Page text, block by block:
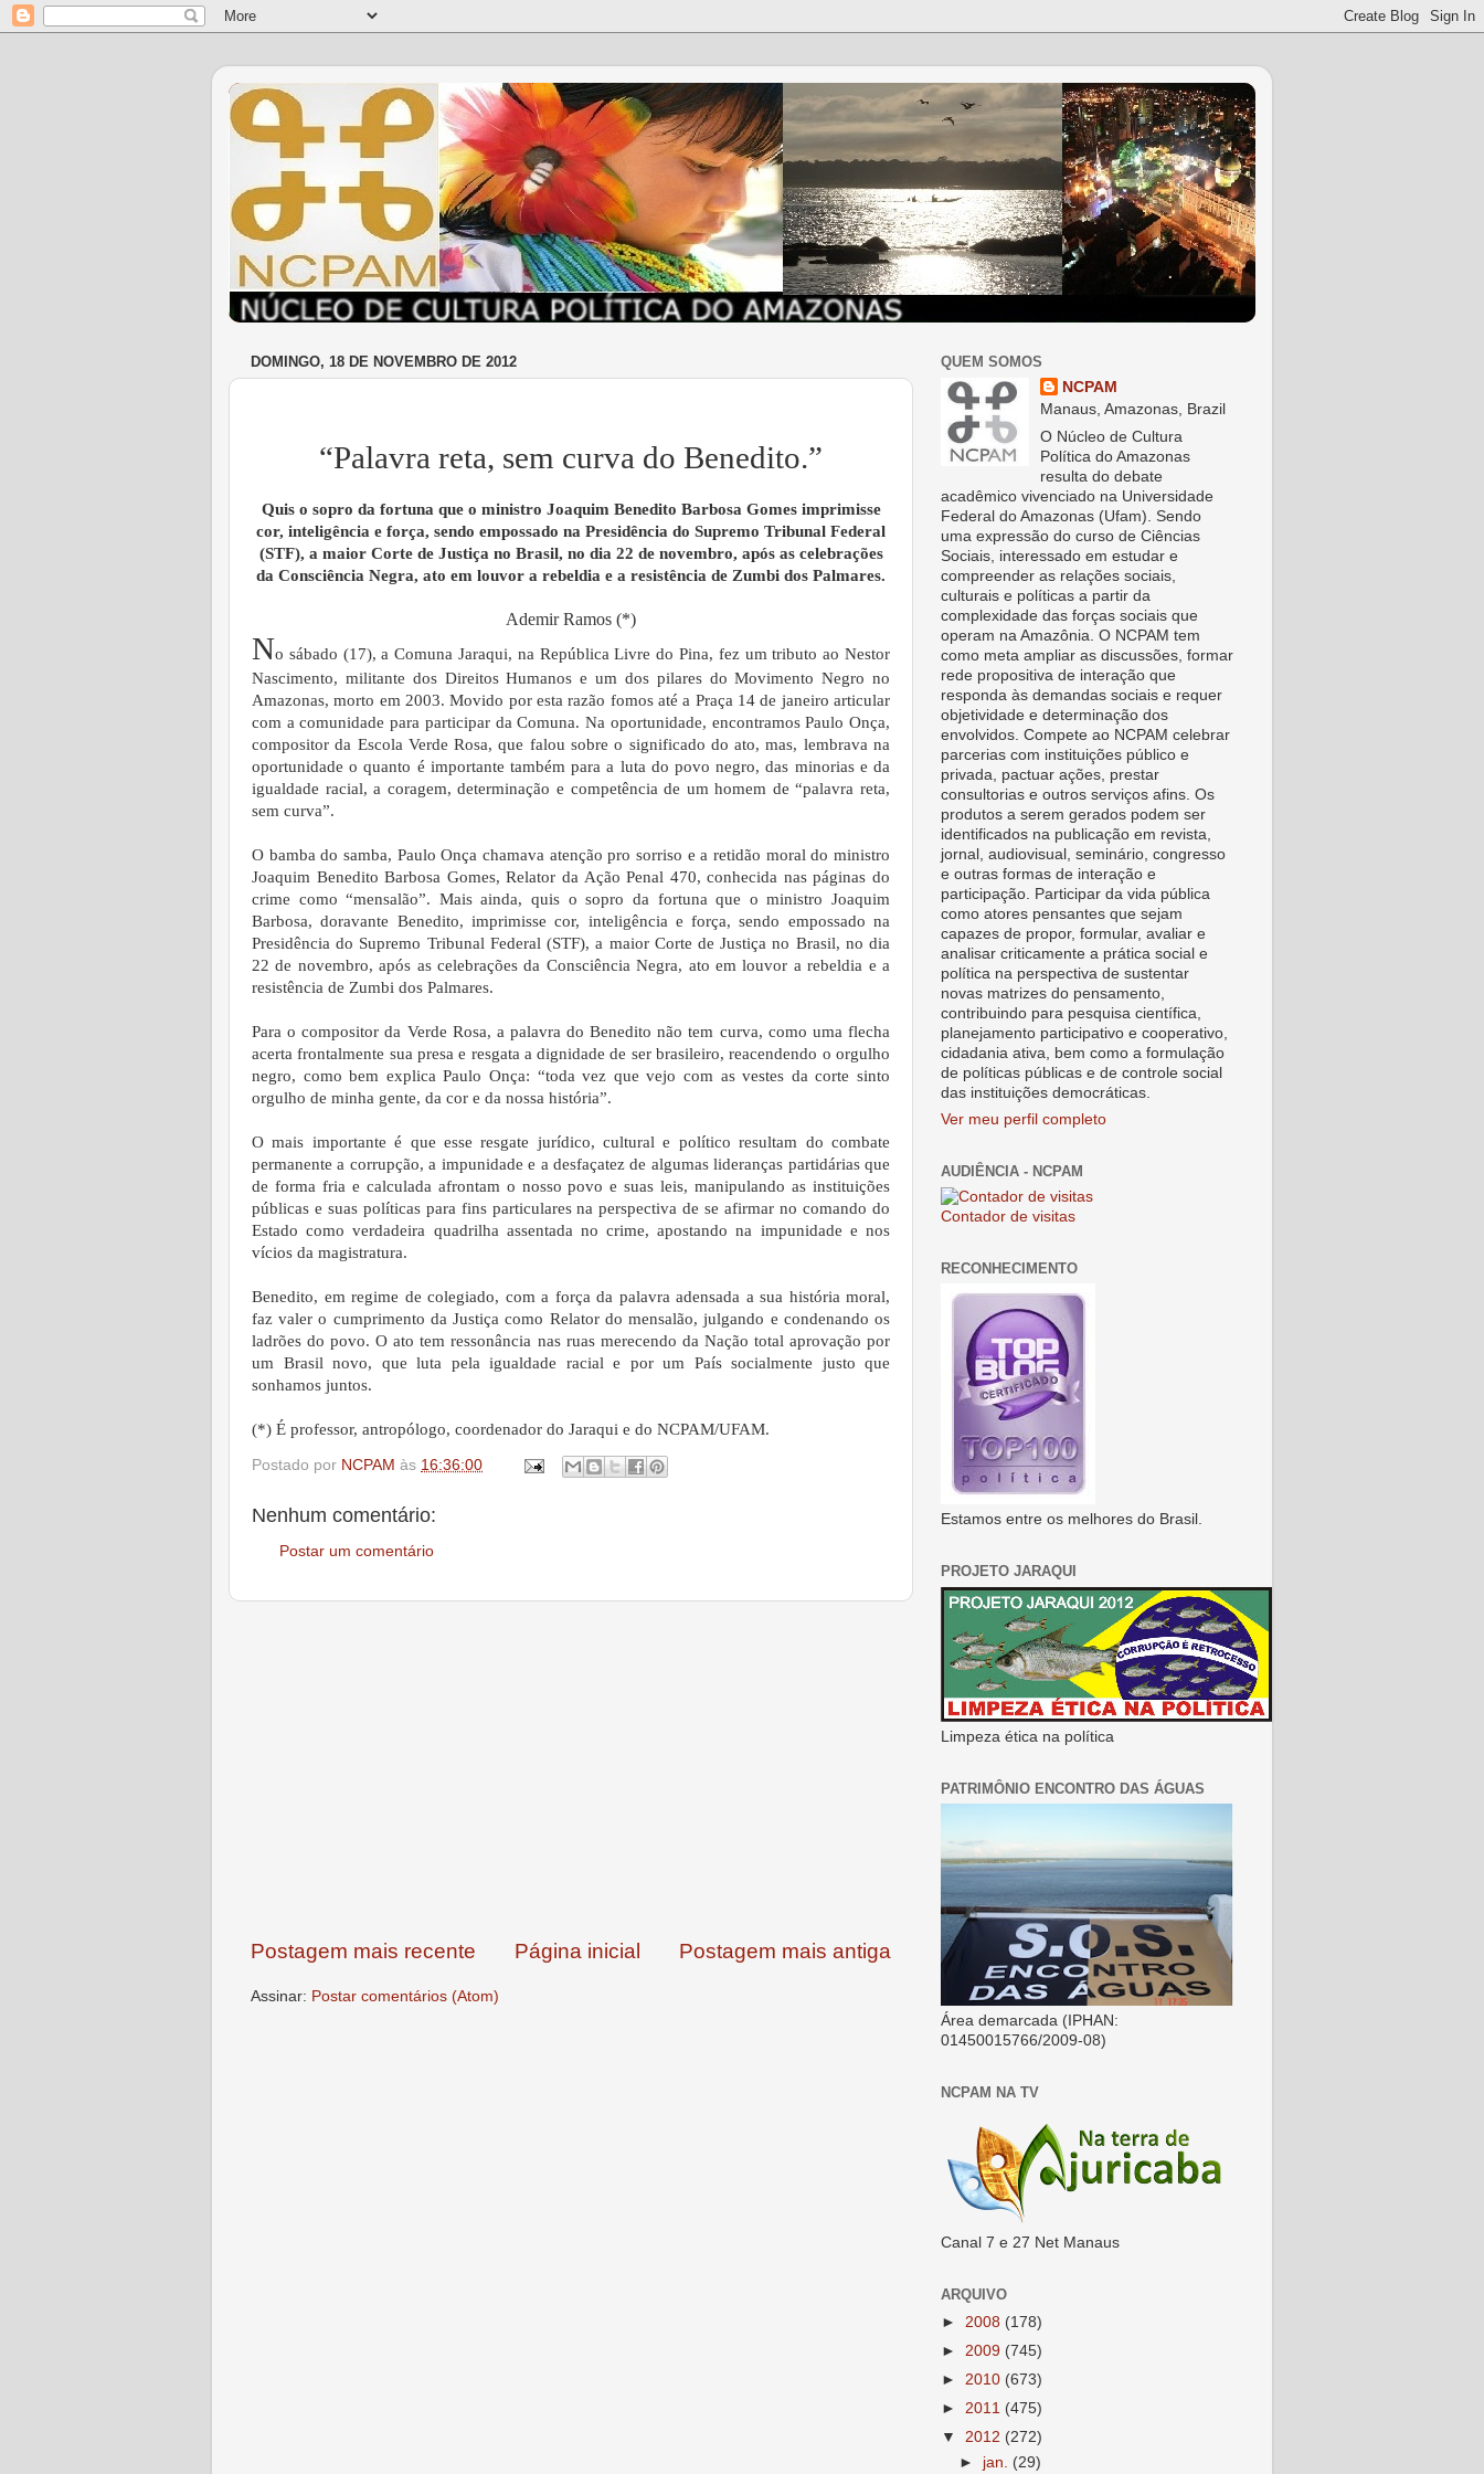
DOMINGO, 18 DE NOVEMBRO DE 2012
“Palavra reta, sem curva do Benedito.”
Quis o sopro da fortuna que o ministro Joaquim Benedito Barbosa Gomes imprimisse
cor, inteligência e força, sendo empossado na Presidência do Supremo Tribunal Federal
(STF), a maior Corte de Justiça no Brasil, no dia 22 de novembro, após as celebrações
da Consciência Negra, ato em louvor a rebeldia e a resistência de Zumbi dos Palmares.
Ademir Ramos (*)
No sábado (17), a Comuna Jaraqui, na República Livre do Pina, fez um tributo ao Nestor
Nascimento, militante dos Direitos Humanos e um dos pilares do Movimento Negro no
Amazonas, morto em 2003. Movido por esta razão fomos até a Praça 14 de janeiro articular
com a comunidade para participar da Comuna. Na oportunidade, encontramos Paulo Onça,
compositor da Escola Verde Rosa, que falou sobre o significado do ato, mas, lembrava na
oportunidade o quanto é importante também para a luta do povo negro, das minorias e da
igualdade racial, a coragem, determinação e competência de um homem de “palavra reta,
sem curva”.
O bamba do samba, Paulo Onça chamava atenção pro sorriso e a retidão moral do ministro
Joaquim Benedito Barbosa Gomes, Relator da Ação Penal 470, conhecida nas páginas do
crime como “mensalão”. Mais ainda, quis o sopro da fortuna que o ministro Joaquim
Barbosa, doravante Benedito, imprimisse cor, inteligência e força, sendo empossado na
Presidência do Supremo Tribunal Federal (STF), a maior Corte de Justiça no Brasil, no dia
22 de novembro, após as celebrações da Consciência Negra, ato em louvor a rebeldia e a
resistência de Zumbi dos Palmares.
Para o compositor da Verde Rosa, a palavra do Benedito não tem curva, como uma flecha
acerta frontalmente sua presa e resgata a dignidade de ser brasileiro, reacendendo o orgulho
negro, como bem explica Paulo Onça: “toda vez que vejo com as vestes da corte sinto
orgulho de minha gente, da cor e da nossa história”.
O mais importante é que esse resgate jurídico, cultural e político resultam do combate
permanente a corrupção, a impunidade e a desfaçatez de algumas lideranças partidárias que
de forma fria e calculada afrontam o nosso povo e suas leis, manipulando as instituições
públicas e suas políticas para fins particulares na perspectiva de se afirmar no comando do
Estado como verdadeira quadrilha assentada no crime, apostando na impunidade e nos
vícios da magistratura.
Benedito, em regime de colegiado, com a força da palavra adensada a sua história moral,
faz valer o cumprimento da Justiça como Relator do mensalão, julgando e condenando os
ladrões do povo. O ato tem ressonância nas ruas merecendo da Nação total aprovação por
um Brasil novo, que luta pela igualdade racial e por um País socialmente justo que
sonhamos juntos.
(*) É professor, antropólogo, coordenador do Jaraqui e do NCPAM/UFAM.
Postado por NCPAM às 16:36:00
Nenhum comentário:
Postar um comentário
Postagem mais recente Postagem mais antiga
Página inicial
Assinar: Postar comentários (Atom)
QUEM SOMOS
NCPAM
Manaus, Amazonas, Brazil
O Núcleo de Cultura
Política do Amazonas
resulta do debate
acadêmico vivenciado na Universidade
Federal do Amazonas (Ufam). Sendo
uma expressão do curso de Ciências
Sociais, interessado em estudar e
compreender as relações sociais,
culturais e políticas a partir da
complexidade das forças sociais que
operam na Amazônia. O NCPAM tem
como meta ampliar as discussões, formar
rede propositiva de interação que
responda às demandas sociais e requer
objetividade e determinação dos
envolvidos. Compete ao NCPAM celebrar
parcerias com instituições público e
privada, pactuar ações, prestar
consultorias e outros serviços afins. Os
produtos a serem gerados podem ser
identificados na publicação em revista,
jornal, audiovisual, seminário, congresso
e outras formas de interação e
participação. Participar da vida pública
como atores pensantes que sejam
capazes de propor, formular, avaliar e
analisar criticamente a prática social e
política na perspectiva de sustentar
novas matrizes do pensamento,
contribuindo para pesquisa científica,
planejamento participativo e cooperativo,
cidadania ativa, bem como a formulação
de políticas públicas e de controle social
das instituições democráticas.
Ver meu perfil completo
AUDIÊNCIA - NCPAM
Contador de visitas
RECONHECIMENTO
Estamos entre os melhores do Brasil.
PROJETO JARAQUI
Limpeza ética na política
PATRIMÔNIO ENCONTRO DAS ÁGUAS
Área demarcada (IPHAN:
01450015766/2009-08)
NCPAM NA TV
Canal 7 e 27 Net Manaus
ARQUIVO
► 2008 (178)
► 2009 (745)
► 2010 (673)
► 2011 (475)
▼ 2012 (272)
► jan. (29)